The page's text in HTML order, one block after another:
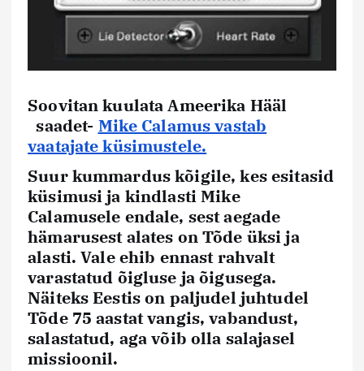
Soovitan kuulata Ameerika Hääl
saadet- Mike Calamus vastab
vaatajate küsimustele.
Suur kummardus kõigile, kes esitasid
küsimusi ja kindlasti Mike
Calamusele endale, sest aegade
hämarusest alates on Tõde üksi ja
alasti. Vale ehib ennast rahvalt
varastatud õigluse ja õigusega.
Näiteks Eestis on paljudel juhtudel
Tõde 75 aastat vangis, vabandust,
salastatud, aga võib olla salajasel
missioonil.